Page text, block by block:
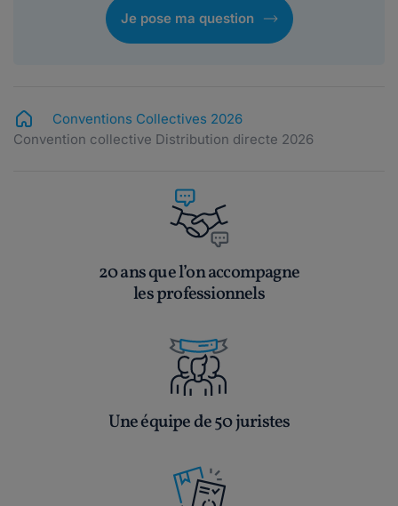
Je pose ma question
Conventions Collectives 2026
Convention collective Distribution directe 2026
20 ans que l’on accompagne
les professionnels
Une équipe de 50 juristes